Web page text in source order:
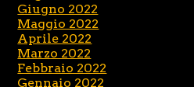
Giugno 2022
Maggio 2022
Aprile 2022
Marzo 2022
Febbraio 2022
Gennaio 2022